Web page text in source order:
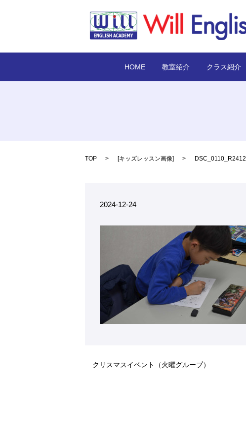
HOME 教室紹介 クラス紹介
TOP [キッズレッスン画像] DSC_0110_R2412
2024-12-24
クリスマスイベント（火曜グループ）